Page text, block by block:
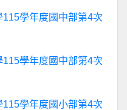
學年度國中部第4次
學年度國中部第4次
學年度國小部第4次